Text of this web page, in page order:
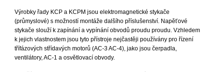
Výrobky řady KCP a KCPM jsou elektromagnetické stykače
(průmyslové) s možností montáže dalšího příslušenství. Napěťové
stykače slouží k zapínání a vypínání obvodů proudu proudu. Vzhledem
k jejich vlastnostem jsou tyto přístroje nejčastěji používány pro řízení
třífázových střídavých motorů (AC-3 AC-4), jako jsou čerpadla,
ventilátory, AC-1 a osvětlovací obvody.